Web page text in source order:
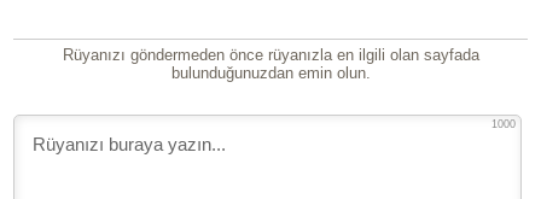
Rüyanızı göndermeden önce rüyanızla en ilgili olan sayfada
bulunduğunuzdan emin olun.
1000